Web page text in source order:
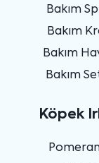
Bakım
Bakım
Bakım
Bakım
Köpek